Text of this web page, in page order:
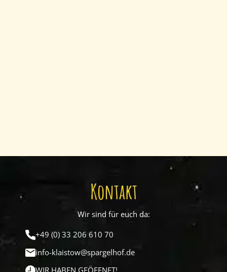
Kontakt
Wir sind für euch da:
+49 (0) 33 206 610 70
info-klaistow@spargelhof.de